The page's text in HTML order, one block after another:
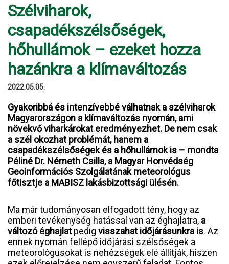
Szélviharok,
csapadékszélsőségek,
hőhullámok – ezeket hozza
hazánkra a klímaváltozás
2022.05.05.
Gyakoribbá és intenzívebbé válhatnak a szélviharok
Magyarországon a klímaváltozás nyomán, ami
növekvő viharkárokat eredményezhet. De nem csak
a szél okozhat problémát, hanem a
csapadékszélsőségek és a hőhullámok is – mondta
Péliné Dr. Németh Csilla, a Magyar Honvédség
Geoinformációs Szolgálatának meteorológus
főtisztje a MABISZ lakásbizottsági ülésén.
Ma már tudományosan elfogadott tény, hogy az
emberi tevékenység hatással van az éghajlatra, a
változó éghajlatpedig visszahat időjárásunkra is. Az
ennek nyomán fellépő időjárási szélsőségek a
meteorológusokat is nehézségek elé állítják, hiszen